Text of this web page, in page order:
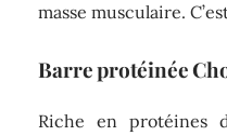
masse musculaire.
Barre protéinée
Riche en protéines